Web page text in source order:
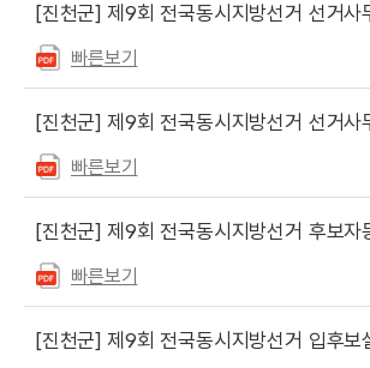
[진천군] 제9회 전국동시지방선거 선거사무보조원 모집(2차) 서류심
빠른보기
[진천군] 제9회 전국동시지방선거 선거사무보조
빠른보기
[진천군] 제9회 전국동시지방선거 후보자
빠른보기
[진천군] 제9회 전국동시지방선거 입후보설명회